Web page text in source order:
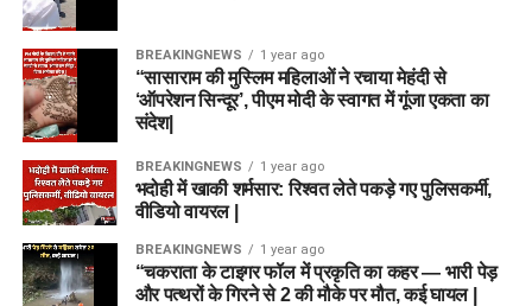
BREAKINGNEWS 1 year ago
“सासाराम की मुस्लिम महिलाओं ने रचाया मेहंदी से
‘ऑपरेशन सिन्दूर’, पीएम मोदी के स्वागत में गूंजा एकता का
संदेश|
BREAKINGNEWS 1 year ago
भदोही में खाकी शर्मसार: रिश्वत लेते पकड़े गए पुलिसकर्मी,
वीडियो वायरल |
BREAKINGNEWS 1 year ago
“चकराता के टाइगर फॉल में प्रकृति का कहर — भारी पेड़
और पत्थरों के गिरने से 2 की मौके पर मौत, कई घायल |